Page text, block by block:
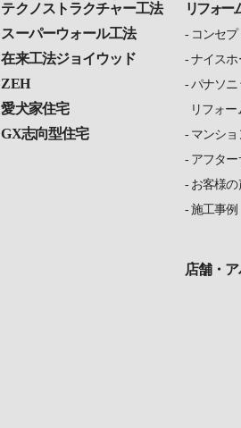
テクノストラクチャー工法
スーパーウォール工法
在来工法ジョイウッド
ZEH
愛犬家住宅
GX志向型住宅
リフォー
コンセプ
ナイスホ
パナソニ
リフォ
マンシ
アフタ
お客様の
施工事例
店舗・